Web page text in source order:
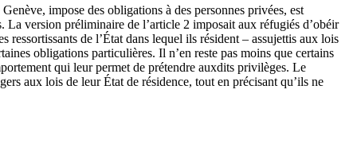
impose des obligations à des personnes privées, est
version préliminaire de l’article 2 imposait aux réfugiés d’obéir
de l’État dans lequel ils résident – assujettis aux lois
obligations particulières. Il n’en reste pas moins que certains
qui leur permet de prétendre auxdits privilèges. Le
aux lois de leur État de résidence, tout en précisant qu’ils ne